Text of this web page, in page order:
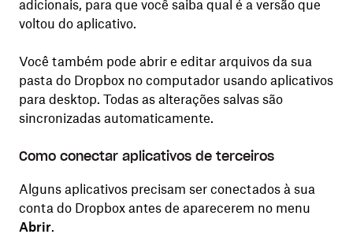
adicionais, para que você saiba qual é a versão que
voltou do aplicativo.
Você também pode abrir e editar arquivos da sua
pasta do Dropbox no computador usando aplicativos
para desktop. Todas as alterações salvas são
sincronizadas automaticamente.
Como conectar aplicativos de terceiros
Alguns aplicativos precisam ser conectados à sua
conta do Dropbox antes de aparecerem no menu
Abrir.